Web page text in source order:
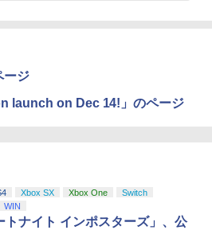
ージ
launch on Dec 14!」のページ
Xbox SX Xbox One
Switch
WIN
トナイト インポスターズ」、公